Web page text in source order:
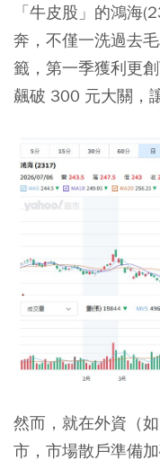
「牛皮股」的鴻海
奔，不僅一洗過去
籤，第一季獲利更
飆破 300 元大關，
然而，就在外資（
市，市場散戶準備